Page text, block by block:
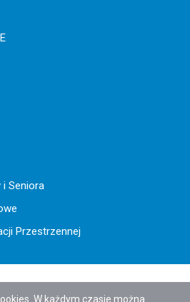
i Seniora
Przestrzennej
W każdym czasie można